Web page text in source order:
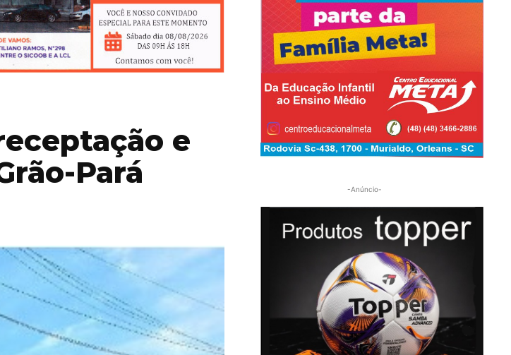
e
Pará
-Anúncio-